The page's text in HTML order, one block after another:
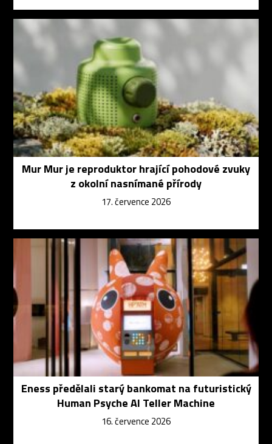
Mur Mur je reproduktor hrající pohodové zvuky
z okolní nasnímané přírody
17. července 2026
Eness předělali starý bankomat na futuristický
Human Psyche AI Teller Machine
16. července 2026